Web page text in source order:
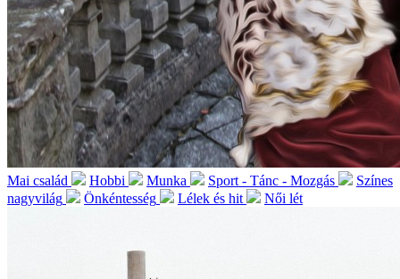
Mai család Hobbi Munka Sport - Tánc - Mozgás
Színes
nagyvilág
Önkéntesség Lélek és hit Női lét